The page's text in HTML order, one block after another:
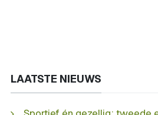
LAATSTE NIEUWS